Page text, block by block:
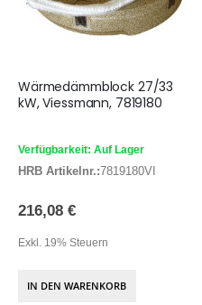
Wärmedämmblock 27/33
kW, Viessmann, 7819180
Verfügbarkeit: Auf Lager
HRB Artikelnr.:7819180VI
216,08 €
Exkl. 19% Steuern
IN DEN WARENKORB